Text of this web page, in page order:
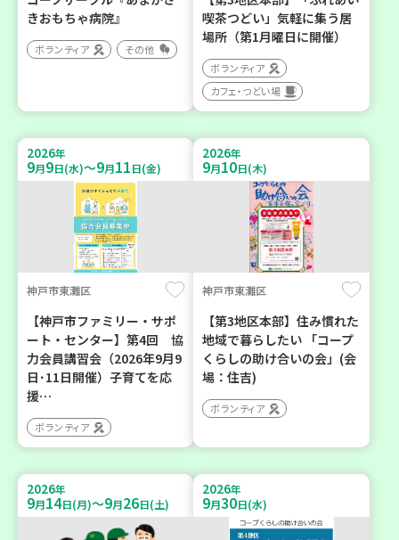
きおもちゃ病院』
ボランティア その他
喫茶つどい」気軽に集う居
場所（第1月曜日に開催）
ボランティア
カフェ・つどい場
2026年
9月9日(水)～9月11日(金)
神戸市東灘区
【神戸市ファミリー・サポ
ート・センター】第4回 協
力会員講習会（2026年9月9
日･11日開催）子育てを応
援…
ボランティア
2026年
9月10日(木)
神戸市東灘区
【第3地区本部】住み慣れた
地域で暮らしたい 「コープ
くらしの助け合いの会」(会
場：住吉)
ボランティア
2026年
9月14日(月)～9月26日(土)
2026年
9月30日(水)